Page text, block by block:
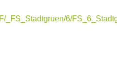
_FS_Stadtgruen/6/